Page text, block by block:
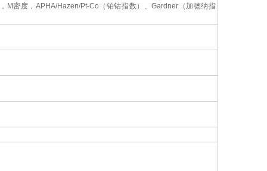
密度，APHA/Hazen/Pt-Co（铂钴指数）、Gardner（加德纳指